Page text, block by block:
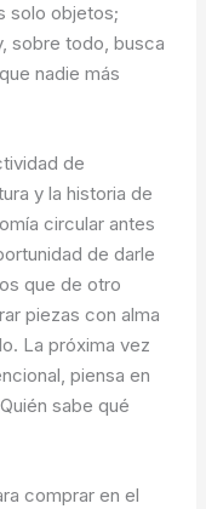
solo objetos;
sobre todo, busca
nadie más
de
y la historia de
circular antes
de darle
que de otro
piezas con alma
La próxima vez
piensa en
sabe qué
comprar en el